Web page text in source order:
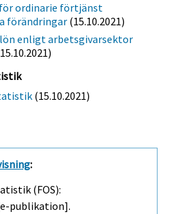
ordinarie förtjänst
förändringar (15.10.2021)
enligt arbetsgivarsektor
(15.10.2021)
:
(FOS):
publikation].